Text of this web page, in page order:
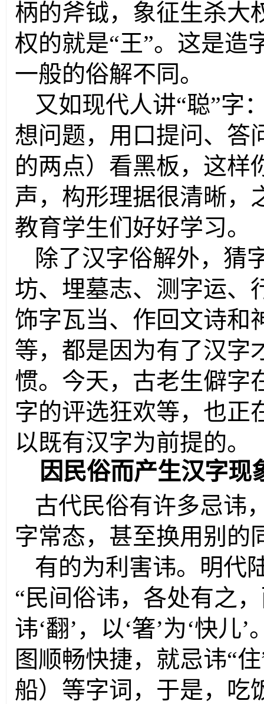
柄的斧钺，象征生杀大
权的就是“王”。这是造
一般的俗解不同。
又如现代人讲“聪”字
想问题，用口提问、答
的两点）看黑板，这样
声，构形理据很清晰，
教育学生们好好学习。
除了汉字俗解外，猜
坊、埋墓志、测字运、
饰字瓦当、作回文诗和
等，都是因为有了汉字
惯。今天，古老生僻字
字的评选狂欢等，也正
以既有汉字为前提的。
因民俗而产生汉字现
古代民俗有许多忌讳
字常态，甚至换用别的
有的为利害讳。明代
“民间俗讳，各处有之
讳‘翻’，以‘箸’为‘快
图顺畅快捷，就忌讳“
船）等字词，于是，吃